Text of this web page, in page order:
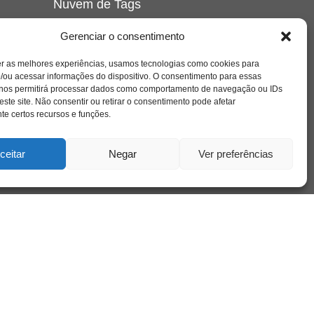
Gerenciar o consentimento
as melhores experiências, usamos tecnologias como cookies para
ou acessar informações do dispositivo. O consentimento para essas
permitirá processar dados como comportamento de navegação ou IDs
site. Não consentir ou retirar o consentimento pode afetar
certos recursos e funções.
Negar Ver preferências
Nuvem de Tags
crianca cuidado cultura depressao
educação família filme
freud infância insight jung liberdade livro
loucura luto maternidade
psicologia relato